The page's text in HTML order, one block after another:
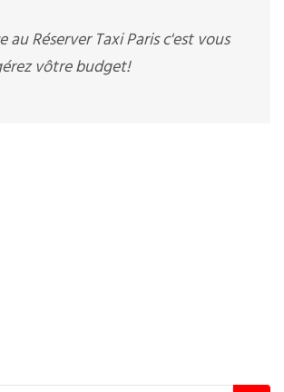
au Réserver Taxi Paris c'est vous
vôtre budget!